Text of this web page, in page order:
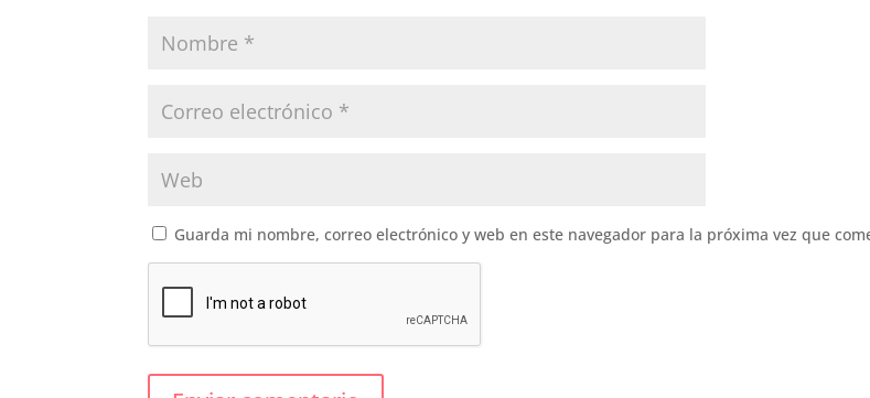
Guarda mi nombre, correo electrónico y web en este navegador para la próxima vez que